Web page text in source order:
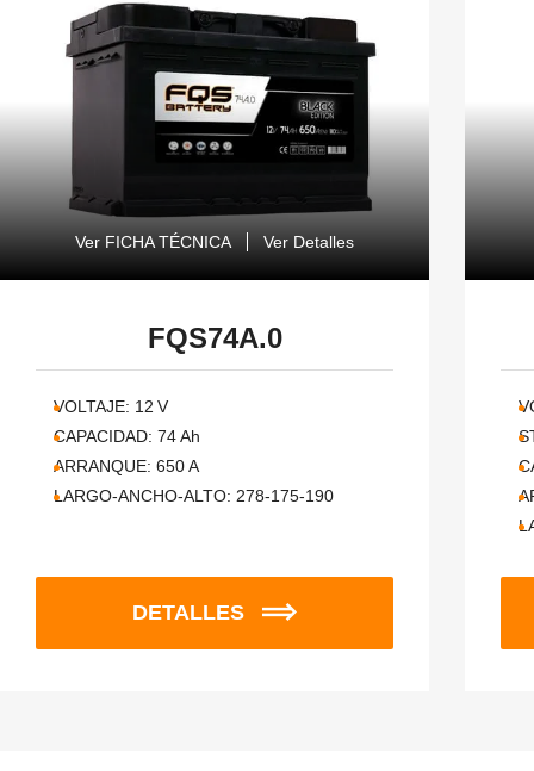
Ver FICHA TÉCNICA Ver Detalles
FQS74A.0
VOLTAJE: 12 V
CAPACIDAD: 74Ah
ARRANQUE: 650A
LARGO-ANCHO-ALTO: 278-175-190
DETALLES